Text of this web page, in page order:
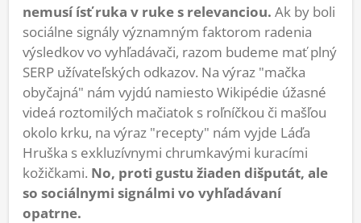
nemusí ísť ruka v ruke s relevanciou. Ak by boli
sociálne signály významným faktorom radenia
výsledkov vo vyhľadávači, razom budeme mať plný
SERP užívateľských odkazov. Na výraz "mačka
obyčajná" nám vyjdú namiesto Wikipédie úžasné
videá roztomilých mačiatok s roľníčkou či mašľou
okolo krku, na výraz "recepty" nám vyjde Láďa
Hruška s exkluzívnymi chrumkavými kuracími
kožičkami. No, proti gustu žiaden dišputát, ale
so sociálnymi signálmi vo vyhľadávaní
opatrne.